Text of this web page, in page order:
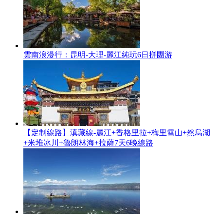
雲南浪漫行：昆明-大理-麗江純玩6日拼團游
【定制線路】滇藏線-麗江+香格里拉+梅里雪山+然烏湖
+米堆冰川+魯朗林海+拉薩7天6晚線路